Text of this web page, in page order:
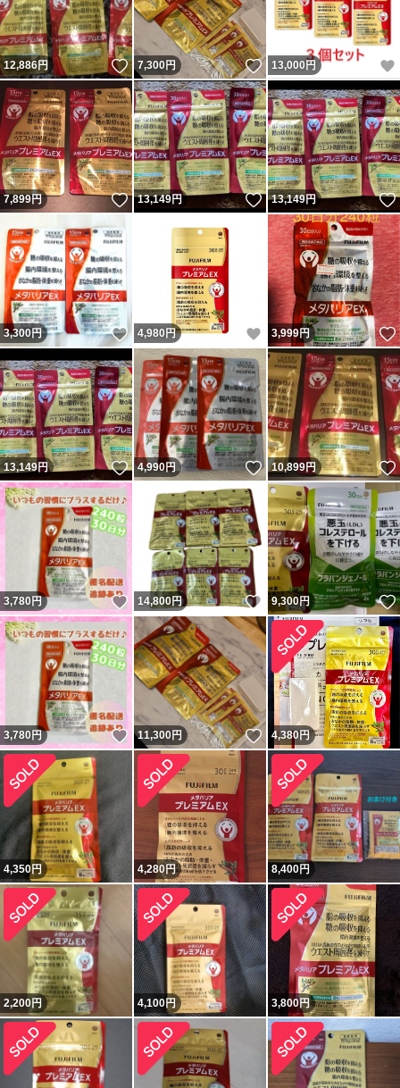
12,886円 いいね！
7,300円 いいね！
13,000 円
7,899円 いいね！
13,149円 いいね！
13,149円
3,300円 いいね！
4,980 円 いいね！
3,999円
13,149円 いいね！
4,990円 いいね！
10,899円
3,780円 いいね！
14,800円 いいね！
9,300円
3,780円 いいね！
11,300円 いいね！
4,380円
4,350円 4,280円 8,400円
2,200円 4,100円 3,800円